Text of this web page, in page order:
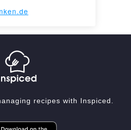
recipes with Inspiced.